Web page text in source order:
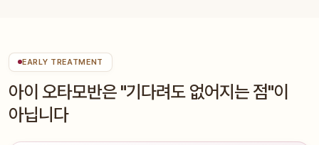
EARLY TREATMENT
아이 오타모반은 "기다려도 없어지는 점"이
아닙니다